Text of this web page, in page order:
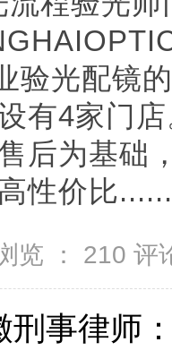
验光配镜
有4家门
后为基础
性价比......
览 ： 210 评
刑事律师